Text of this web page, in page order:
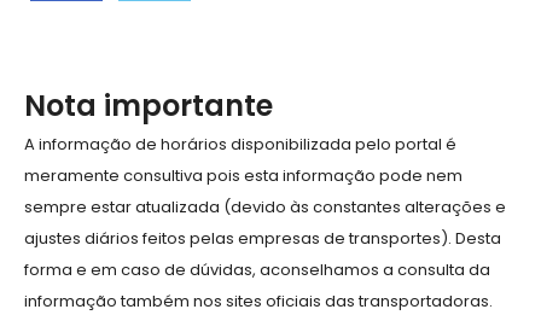
Nota importante
A informação de horários disponibilizada pelo portal é
meramente consultiva pois esta informação pode nem
sempre estar atualizada (devido às constantes alterações e
ajustes diários feitos pelas empresas de transportes). Desta
forma e em caso de dúvidas, aconselhamos a consulta da
informação também nos sites oficiais das transportadoras.